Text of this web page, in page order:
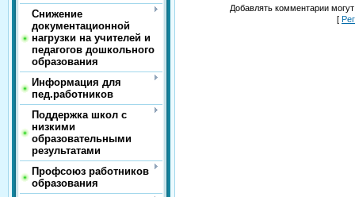
Снижение
документационной
нагрузки на учителей и
педагогов дошкольного
образования
Информация для
пед.работников
Поддержка школ с
низкими
образовательными
результатами
Профсоюз работников
образования
Добавлять комментарии
[